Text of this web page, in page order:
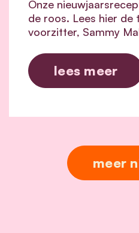
Onze
de roos. Lees hier de
voorzitter, Sammy
lees meer
meer